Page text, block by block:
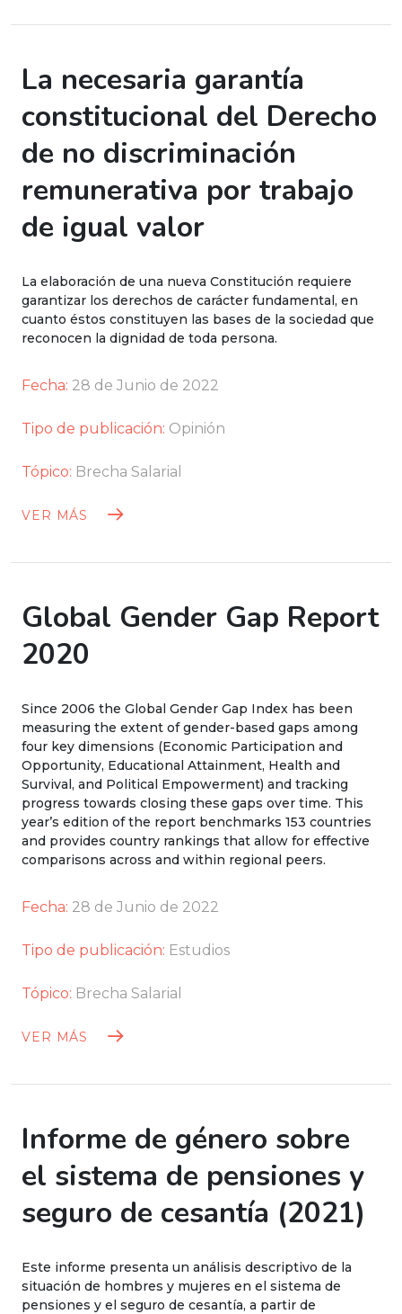
La necesaria garantía
constitucional del Derecho
de no discriminación
remunerativa por trabajo
de igual valor
La elaboración de una nueva Constitución requiere
garantizar los derechos de carácter fundamental, en
cuanto éstos constituyen las bases de la sociedad que
reconocen la dignidad de toda persona.
Fecha: 28 de Junio de 2022
Tipo de publicación: Opinión
Tópico: Brecha Salarial
VER MÁS
Global Gender Gap Report
2020
Since 2006 the Global Gender Gap Index has been
measuring the extent of gender-based gaps among
four key dimensions (Economic Participation and
Opportunity, Educational Attainment, Health and
Survival, and Political Empowerment) and tracking
progress towards closing these gaps over time. This
year’s edition of the report benchmarks 153 countries
and provides country rankings that allow for effective
comparisons across and within regional peers.
Fecha: 28 de Junio de 2022
Tipo de publicación: Estudios
Tópico: Brecha Salarial
VER MÁS
Informe de género sobre
el sistema de pensiones y
seguro de cesantía (2021)
Este informe presenta un análisis descriptivo de la
situación de hombres y mujeres en el sistema de
pensiones y el seguro de cesantía, a partir de